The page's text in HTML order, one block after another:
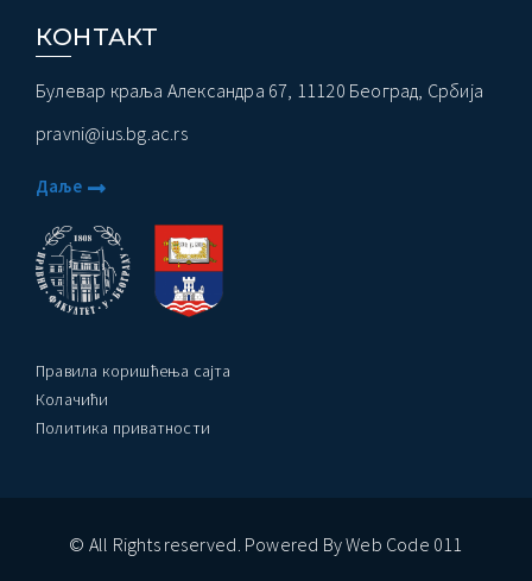
КОНТАКТ
Булевар краља Александра 67, 11120 Београд, Србија
pravni@ius.bg.ac.rs
Даље
Правила коришћења сајта
Колачићи
Политика приватности
© All Rights reserved. Powered By Web Code 011